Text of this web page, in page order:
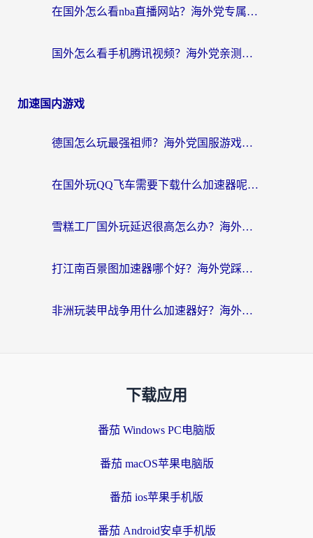
在国外怎么看nba直播网站？海外党专属体育观赛指南，告别地区限制！
国外怎么看手机腾讯视频？海外党亲测有效的追剧加速器选择指南
加速国内游戏
德国怎么玩最强祖师？海外党国服游戏加速器选择全攻略（附宝可梦Online实测）
在国外玩QQ飞车需要下载什么加速器呢？海外党亲测有效的国服游戏加速指南
雪糕工厂国外玩延迟很高怎么办？海外玩家国服游戏加速终极攻略（附实测推荐）
打江南百景图加速器哪个好？海外党踩坑N次后，终于找到不卡的秘诀
非洲玩装甲战争用什么加速器好？海外党亲测有效的国服游戏加速方案
下载应用
番茄 Windows PC电脑版
番茄 macOS苹果电脑版
番茄 ios苹果手机版
番茄 Android安卓手机版